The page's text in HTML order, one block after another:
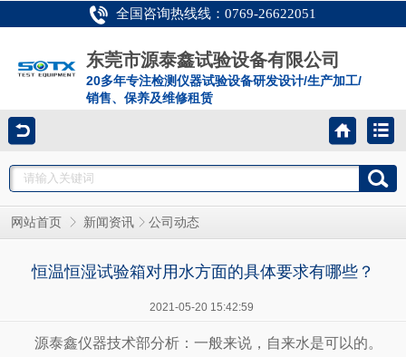
全国咨询热线线：0769-26622051
东莞市源泰鑫试验设备有限公司
20多年专注检测仪器试验设备研发设计/生产加工/
销售、保养及维修租赁
网站首页 新闻资讯 公司动态
恒温恒湿试验箱对用水方面的具体要求有哪些？
2021-05-20 15:42:59
源泰鑫仪器技术部分析：一般来说，自来水是可以的。